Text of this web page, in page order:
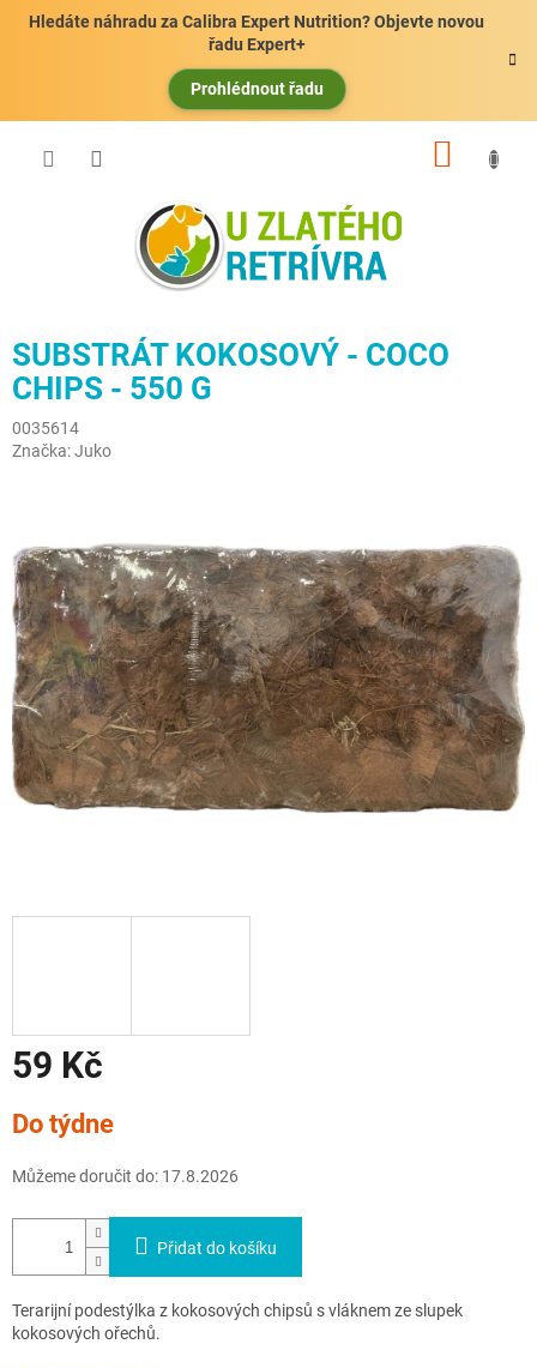
Hledáte náhradu za Calibra Expert Nutrition? Objevte novou
řadu Expert+
Prohlédnout řadu
SUBSTRÁT KOKOSOVÝ - COCO
CHIPS - 550 G
0035614
Značka:Juko
59 Kč
cena:
Do týdne
Můžeme doručit do: 17.8.2026
Přidat do košíku
Terarijní podestýlka z kokosových chipsů s vláknem ze slupek
kokosových ořechů.